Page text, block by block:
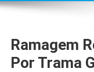
Ramagem
Por Trama